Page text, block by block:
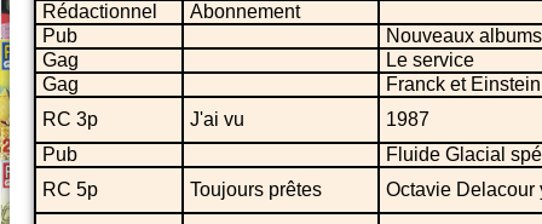
Rédactionnel
Abonnement
Pub
Nouveaux albums
Gag
Le service
Gag
Franck et Einstein
RC 3p
J'ai vu
1987
Pub
Fluide Glacial
RC 5p
Toujours prêtes Octavie Delacour